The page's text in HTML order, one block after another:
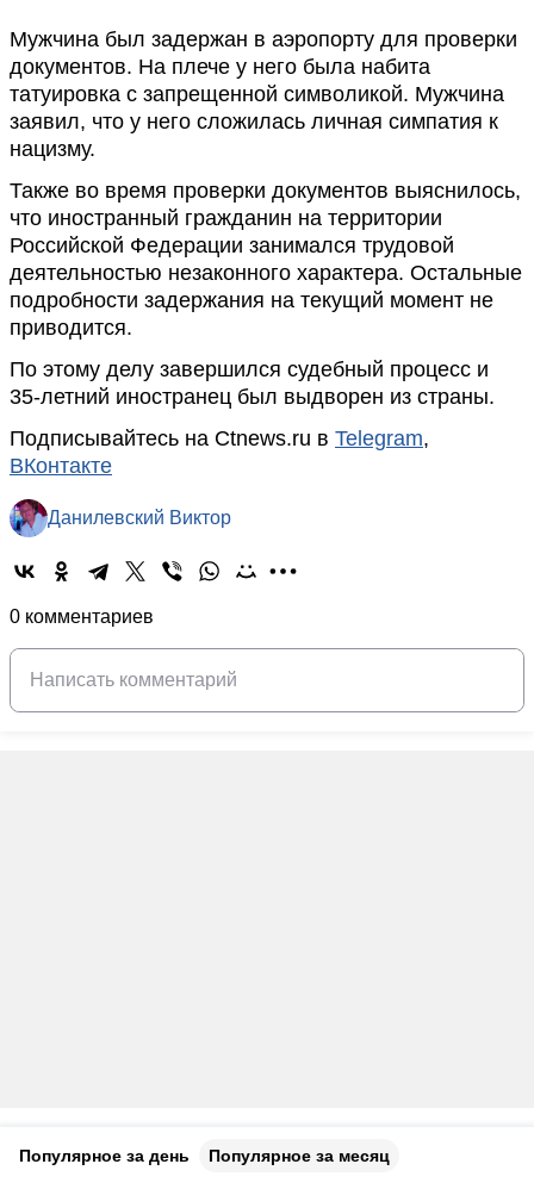
Мужчина был задержан в аэропорту для проверки
документов. На плече у него была набита
татуировка с запрещенной символикой. Мужчина
заявил, что у него сложилась личная симпатия к
нацизму.
Также во время проверки документов выяснилось,
что иностранный гражданин на территории
Российской Федерации занимался трудовой
деятельностью незаконного характера. Остальные
подробности задержания на текущий момент не
приводится.
По этому делу завершился судебный процесс и
35-летний иностранец был выдворен из страны.
Подписывайтесь на Ctnews.ru в Telegram,
ВКонтакте
Данилевский Виктор
0 комментариев
Популярное за день Популярное за месяц